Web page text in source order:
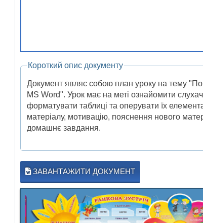
Короткий опис документу
Документ являє собою план уроку на тему
MS Word". Урок має на меті ознайомити
форматувати таблиці та оперувати їх
матеріалу, мотивацію, пояснення нового
домашнє завдання.
ЗАВАНТАЖИТИ ДОКУМЕНТ